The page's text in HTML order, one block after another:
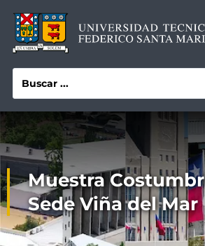
Muestra
Sede Viña del Mar